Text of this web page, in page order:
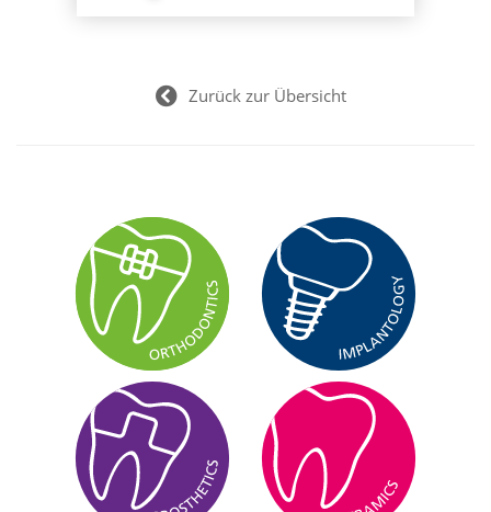
Zurück zur Übersicht